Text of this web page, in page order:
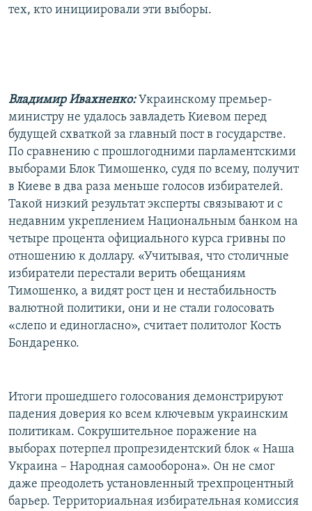
тех, кто инициировали эти выборы.
Владимир Ивахненко:Украинскому премьер-
министру не удалось завладеть Киевом перед
будущей схваткой за главный пост в государстве.
По сравнению с прошлогодними парламентскими
выборами Блок Тимошенко, судя по всему, получит
в Киеве в два раза меньше голосов избирателей.
Такой низкий результат эксперты связывают и с
недавним укреплением Национальным банком на
четыре процента официального курса гривны по
отношению к доллару. «Учитывая, что столичные
избиратели перестали верить обещаниям
Тимошенко, а видят рост цен и нестабильность
валютной политики, они и не стали голосовать
«слепо и единогласно», считает политолог Кость
Бондаренко.
Итоги прошедшего голосования демонстрируют
падения доверия ко всем ключевым украинским
политикам. Сокрушительное поражение на
выборах потерпел пропрезидентский блок « Наша
Украина – Народная самооборона». Он не смог
даже преодолеть установленный трехпроцентный
барьер. Территориальная избирательная комиссия